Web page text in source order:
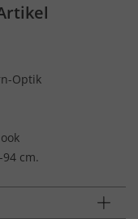
Optik
cm.